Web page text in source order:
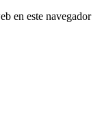
en este navegador